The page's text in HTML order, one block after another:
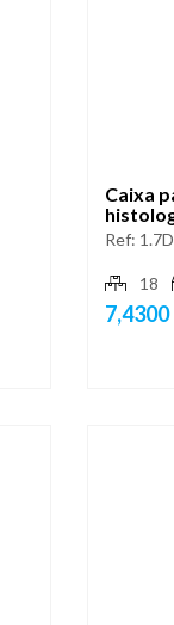
Caixa
Ref:
18
7,4300